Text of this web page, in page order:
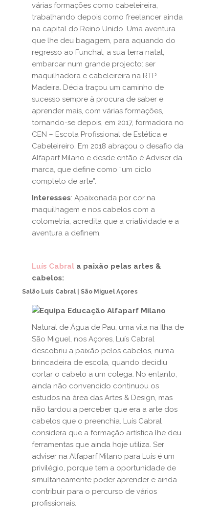
várias formações como cabeleireira,
trabalhando depois como freelancer ainda
na capital do Reino Unido. Uma aventura
que lhe deu bagagem, para aquando do
regresso ao Funchal, a sua terra natal,
embarcar num grande projecto: ser
maquilhadora e cabeleireira na RTP
Madeira. Décia traçou um caminho de
sucesso sempre à procura de saber e
aprender mais, com várias formações,
tornando-se depois, em 2017, formadora no
CEN – Escola Profissional de Estética e
Cabeleireiro. Em 2018 abraçou o desafio da
Alfaparf Milano e desde então é Adviser da
marca, que define como “um ciclo
completo de arte”.
Interesses: Apaixonada por cor na
maquilhagem e nos cabelos com a
colometria, acredita que a criatividade e a
aventura a definem.
Luís Cabral a paixão pelas artes &
cabelos:
Salão Luís Cabral | São Miguel Açores
Natural de Água de Pau, uma vila na Ilha de
São Miguel, nos Açores, Luís Cabral
descobriu a paixão pelos cabelos, numa
brincadeira de escola, quando decidiu
cortar o cabelo a um colega. No entanto,
ainda não convencido continuou os
estudos na área das Artes & Design, mas
não tardou a perceber que era a arte dos
cabelos que o preenchia. Luís Cabral
considera que a formação artística lhe deu
ferramentas que ainda hoje utiliza. Ser
adviser na Alfaparf Milano para Luís é um
privilégio, porque tem a oportunidade de
simultaneamente poder aprender e ainda
contribuir para o percurso de vários
profissionais.